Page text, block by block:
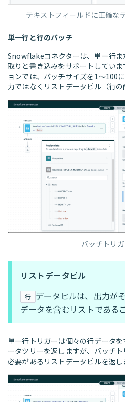
テキストフィールドに正確な
単一行と行のバッチ
Snowflakeコネクターは、単一行
取りと書き込みをサポートしてい
ョンでは、バッチサイズを1～100
力ではなくリストデータピル（行の
バッチトリ
リストデータピル
行 データピルは、出力が
データを含むリストである
単一行トリガーは個々の行データ
ータツリーを返しますが、バッチ
必要があるリストデータピルを返し